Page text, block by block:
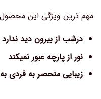
مهم ترین ویژگی این
درشب از بیرون دید ندارد
نور از پارچه عبور نمیکند
زیبایی منحصر به فردی